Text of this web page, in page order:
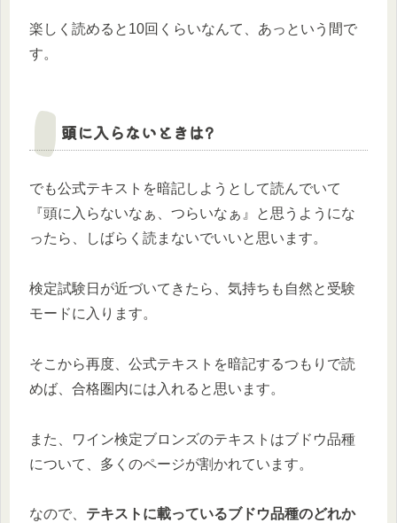
楽しく読めると10回くらいなんて、あっという間で
す。
頭に入らないときは?
でも公式テキストを暗記しようとして読んでいて
『頭に入らないなぁ、つらいなぁ』と思うようにな
ったら、しばらく読まないでいいと思います。
検定試験日が近づいてきたら、気持ちも自然と受験
モードに入ります。
そこから再度、公式テキストを暗記するつもりで読
めば、合格圏内には入れると思います。
また、ワイン検定ブロンズのテキストはブドウ品種
について、多くのページが割かれています。
なので、 テキストに載っているブドウ品種のどれか